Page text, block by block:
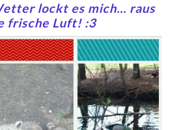
lockt es mich… raus
frische Luft! :3